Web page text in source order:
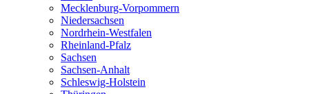
Mecklenburg-Vorpommern
Niedersachsen
Nordrhein-Westfalen
Rheinland-Pfalz
Sachsen
Sachsen-Anhalt
Schleswig-Holstein